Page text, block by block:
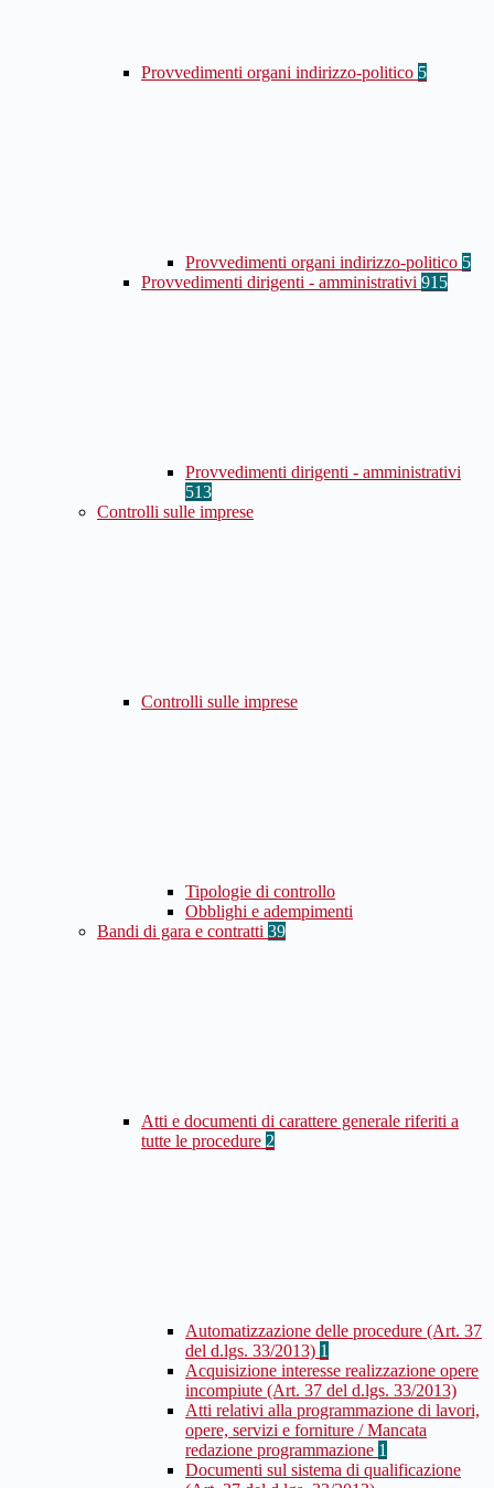
Provvedimenti organi indirizzo-politico 5
Provvedimenti organi indirizzo-politico 5
Provvedimenti dirigenti - amministrativi 915
Provvedimenti dirigenti - amministrativi
513
Controlli sulle imprese
Controlli sulle imprese
Tipologie di controllo
Obblighi e adempimenti
Bandi di gara e contratti 39
Atti e documenti di carattere generale riferiti a
tutte le procedure 2
Automatizzazione delle procedure (Art. 37
del d.lgs. 33/2013) 1
Acquisizione interesse realizzazione opere
incompiute (Art. 37 del d.lgs. 33/2013)
Atti relativi alla programmazione di lavori,
opere, servizi e forniture / Mancata
redazione programmazione 1
Documenti sul sistema di qualificazione